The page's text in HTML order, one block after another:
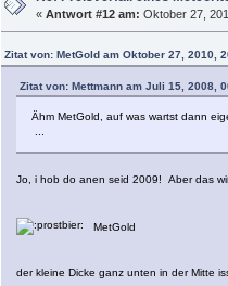
«Antwort #12 am: Oktober 27,
Zitat von: MetGold am Oktober 27, 2010,
Zitat von: Mettmann am Juli 15, 2008,
Ähm MetGold, auf was wartst dann
Jo, i hob do anen seid 2009! Aber das
MetGold
der kleine Dicke ganz unten in der Mitte